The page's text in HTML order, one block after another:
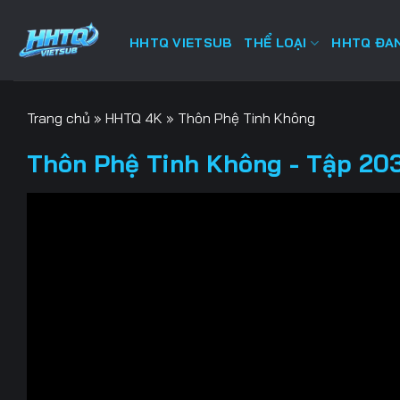
HHTQ VIETSUB THỂ LOẠI HHTQ
Trang chủ » HHTQ 4K » Thôn Phệ Tinh Không
Thôn Phệ Tinh Không - Tập